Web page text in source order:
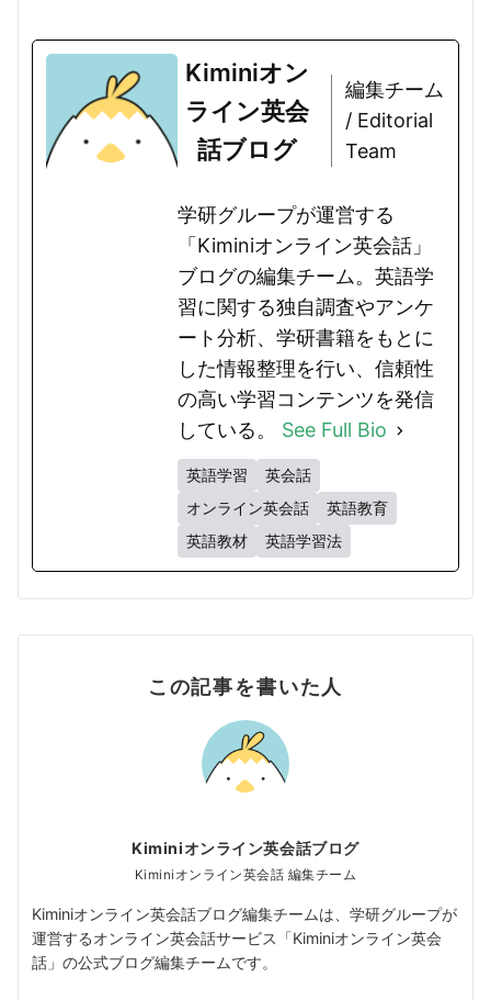
Kiminiオン
ライン英会
話ブログ
編集チーム
/ Editorial
Team
学研グループが運営する
「Kiminiオンライン英会話」
ブログの編集チーム。英語学
習に関する独自調査やアンケ
ート分析、学研書籍をもとに
した情報整理を行い、信頼性
の高い学習コンテンツを発信
している。 See Full Bio
英語学習
英会話
オンライン英会話
英語教育
英語教材
英語学習法
この記事を書いた人
Kiminiオンライン英会話ブログ
Kiminiオンライン英会話 編集チーム
Kiminiオンライン英会話ブログ編集チームは、学研グループが
運営するオンライン英会話サービス「Kiminiオンライン英会
話」の公式ブログ編集チームです。